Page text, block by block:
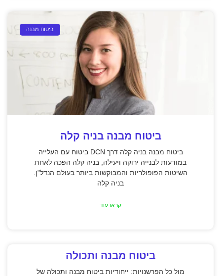
ביטוח מבנה
ביטוח מבנה בניה קלה
ביטוח מבנה בניה קלה דרך DCN ביטוח עם העלייה
במודעות לבנייה ירוקה ויעילה, בניה קלה הפכה לאחת
השיטות הפופולריות והמבוקשות ביותר בעולם הנדל"ן.
בניה קלה
קראו עוד
ביטוח מבנה ותכולה
מול כל הפרשנויות: ייחודיות ביטוח מבנה ותכולה של